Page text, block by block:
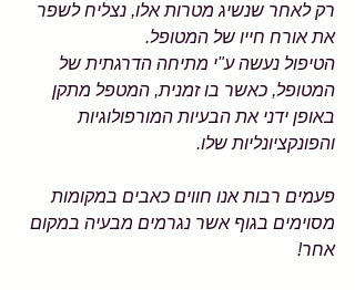
רק לאחר שנשיג מטרות אלו, נצליח לשפר
את אורח חייו של המטופל.
הטיפול נעשה ע"י מתיחה הדרגתית של
המטופל, כאשר בו זמנית, המטפל מתקן
באופן ידני את הבעיות המורפולוגיות
והפונקציונליות שלו.
פעמים רבות אנו חווים כאבים במקומות
מסוימים בגוף אשר נגרמים מבעיה במקום
אחר!